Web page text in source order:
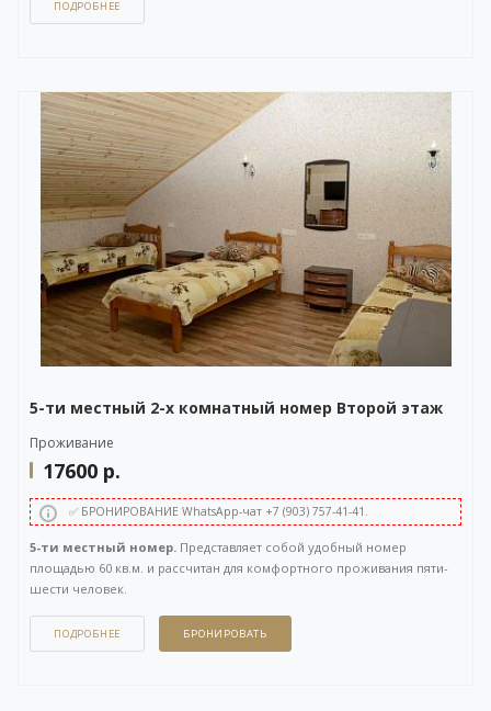
ПОДРОБНЕЕ
5-ти местный 2-х комнатный номер Второй этаж
Проживание
17600 р.
✅ БРОНИРОВАНИЕ WhatsApp-чат +7 (903) 757-41-41.
5-ти местный номер. Представляет собой удобный номер
площадью 60 кв.м. и рассчитан для комфортного проживания пяти-
шести человек.
В первой комнате две кровати (90см), во второй три кровати (90см) +
диван-кровать. Боковой вид на Волгу. Без балкона.
ПОДРОБНЕЕ БРОНИРОВАТЬ